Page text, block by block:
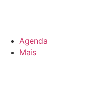
Agenda
Mais